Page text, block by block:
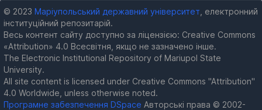
© 2023 Маріупольський державний університет , електронний
інституційний репозитарій.
Весь контент сайту доступно за ліцензією: Creative Commons
«Attribution» 4.0 Всесвітня, якщо не зазначено інше.
The Electronic Institutional Repository of Mariupol State
University.
All site content is licensed under Creative Commons "Attribution"
4.0 Worldwide, unless otherwise noted.
Програмне забезпечення DSpace Авторські права © 2002-